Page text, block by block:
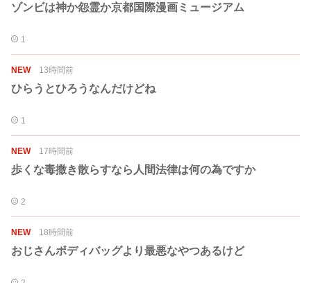
ゾンビは神か怨霊か京都国際漫画ミュージアム
1
NEW 13時間前
ひらうとひろうなんだけどね
1
NEW 17時間前
歩くな毒撒き散らすなら人間法律は何の為ですか
2
NEW 18時間前
おじさんボディバッグより最悪なやつあるけど